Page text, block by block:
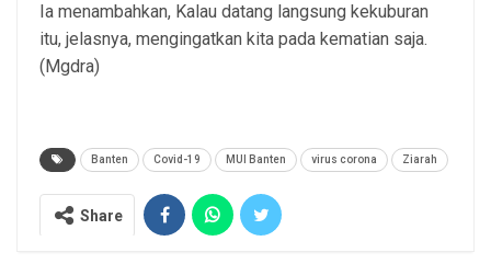
Ia menambahkan, Kalau datang langsung kekuburan
itu, jelasnya, mengingatkan kita pada kematian saja.
(Mgdra)
Banten Covid-19 MUI Banten virus corona Ziarah
Share